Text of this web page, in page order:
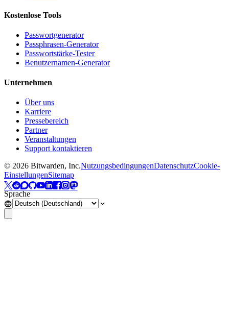
Kostenlose Tools
Passwortgenerator
Passphrasen-Generator
Passwortstärke-Tester
Benutzernamen-Generator
Unternehmen
Über uns
Karriere
Pressebereich
Partner
Veranstaltungen
Support kontaktieren
© 2026 Bitwarden, Inc.NutzungsbedingungenDatenschutzCookie-
EinstellungenSitemap
Sprache